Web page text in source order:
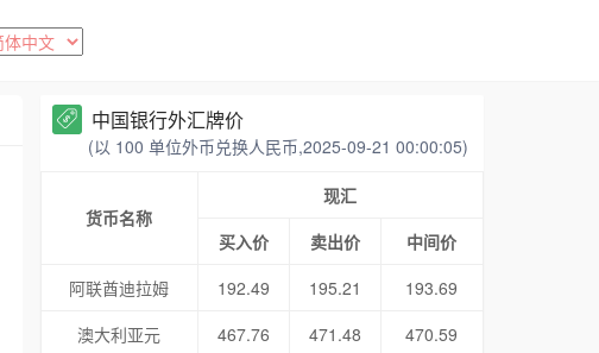
中国银行外汇牌价
(以 100 单位外币兑换人民币,2025-09-21 00:00:05)
货币名称
现汇
买入价
卖出价
中间价
阿联酋迪拉姆
192.49 195.21
193.69
澳大利亚元
467.76 471.48
470.59